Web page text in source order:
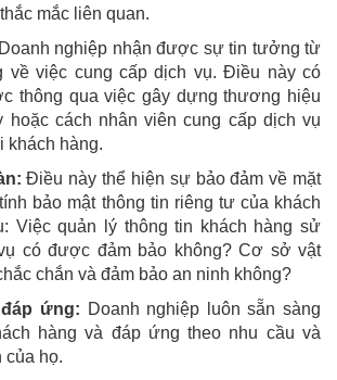
mắc liên quan.
Doanh nghiệp nhận được sự tin tưởng từ
về việc cung cấp dịch vụ. Điều này có
thông qua việc gây dựng thương hiệu
hoặc cách nhân viên cung cấp dịch vụ
khách hàng.
Điều này thể hiện sự bảo đảm về mặt
bảo mật thông tin riêng tư của khách
Việc quản lý thông tin khách hàng sử
có được đảm bảo không? Cơ sở vật
chắn và đảm bảo an ninh không?
ứng: Doanh nghiệp luôn sẵn sàng
hàng và đáp ứng theo nhu cầu và
của họ.